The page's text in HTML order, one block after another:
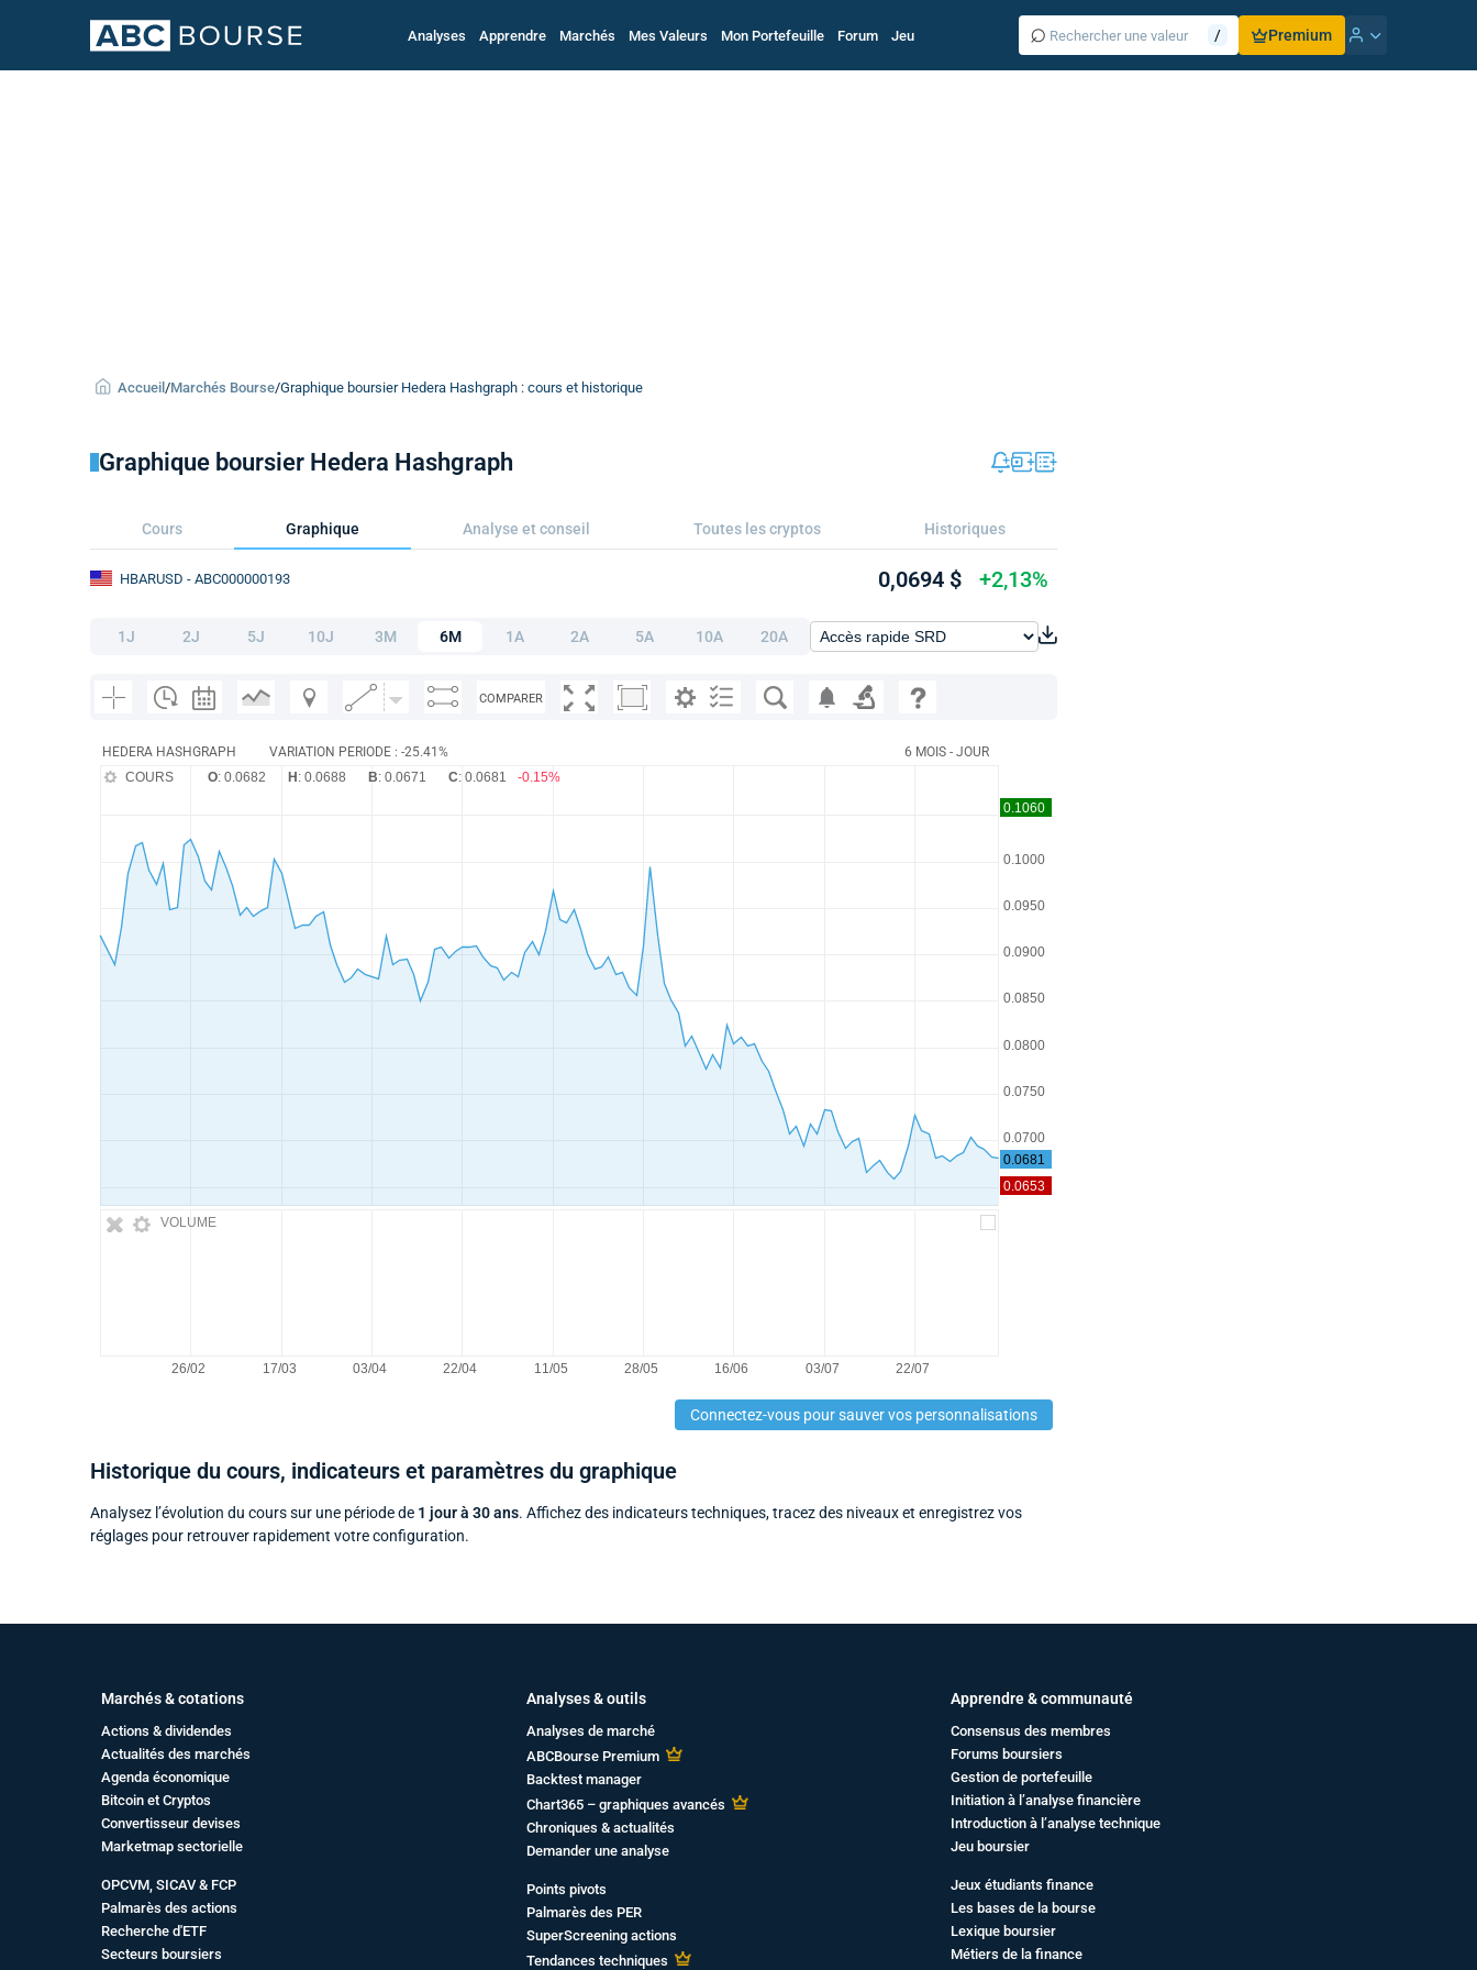
Analyses Apprendre Marchés Mes Valeurs Mon Portefeuille Forum Jeu ⌕ / Premium
Accueil /Marchés Bourse/Graphique boursier Hedera Hashgraph : cours et historique
Graphique boursier Hedera Hashgraph
Cours Graphique Analyse et conseil Toutes les cryptos Historiques
HBARUSD - ABC000000193 0,0694 $ +2,13%
1J 2J 5J 10J 3M 6M 1A 2A 5A 10A 20A
COMPARER
HEDERA HASHGRAPH VARIATION PERIODE : -25.41% 6 MOIS - JOUR
VOLUME
COURS O: 0.0682 H : 0.0688 B: 0.0671 C: 0.0681 -0.15%
Connectez-vous pour sauver vos personnalisations
Historique du cours, indicateurs et paramètres du graphique
Analysez l’évolution du cours sur une période de 1 jour à 30 ans. Affichez des indicateurs techniques, tracez des niveaux et enregistrez vos
réglages pour retrouver rapidement votre configuration.
Marchés & cotations
Actions & dividendes
Actualités des marchés
Agenda économique
Bitcoin et Cryptos
Convertisseur devises
Marketmap sectorielle
OPCVM, SICAV & FCP
Palmarès des actions
Recherche d'ETF
Secteurs boursiers
Analyses & outils
Analyses de marché
ABCBourse Premium
Backtest manager
Chart365 – graphiques avancés
Chroniques & actualités
Demander une analyse
Points pivots
Palmarès des PER
SuperScreening actions
Tendances techniques
Apprendre & communauté
Consensus des membres
Forums boursiers
Gestion de portefeuille
Initiation à l’analyse financière
Introduction à l’analyse technique
Jeu boursier
Jeux étudiants finance
Les bases de la bourse
Lexique boursier
Métiers de la finance